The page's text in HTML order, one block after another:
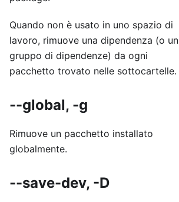
Quando non è usato in uno spazio di
lavoro, rimuove una dipendenza (o un
gruppo di dipendenze) da ogni
pacchetto trovato nelle sottocartelle.
--global, -g
Rimuove un pacchetto installato
globalmente.
--save-dev, -D